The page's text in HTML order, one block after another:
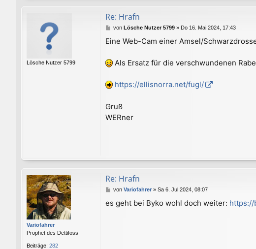
Lösche Nutzer 5799
Re: Hrafn
B
i
r
a
von Lösche Nutzer 5799» Do 16. Mai 2024, 17:43
Eine Web-Cam einer Amsel/
Als Ersatz für die verschwundenen
https://ellisnorra.net/fugl/
Gruß
WERner
Variofahrer
Prophet des Dettifoss
Beiträge: 282
Re: Hrafn
B
i
von Variofahrer» Sa 6. Jul 2024, 08:07
es geht bei Byko wohl doch weiter: https://